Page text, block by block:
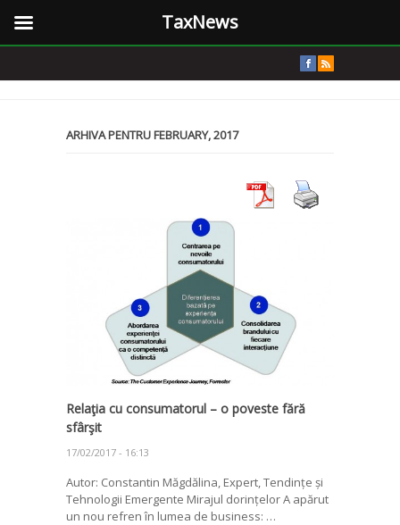
ARHIVA PENTRU FEBRUARY, 2017
Relaţia cu consumatorul – o poveste fără
sfârşit
17/02/2017 - 16:13
Autor: Constantin Măgdălina, Expert, Tendințe și
Tehnologii Emergente Mirajul dorințelor A apărut
un nou refren în lumea de business: …
TaxNews